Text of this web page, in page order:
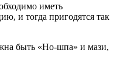
иметь
и тогда пригодятся так
быть «Но-шпа» и мази,